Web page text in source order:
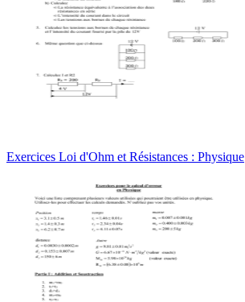
Exercices Loi d'Ohm et Résistances : Physique